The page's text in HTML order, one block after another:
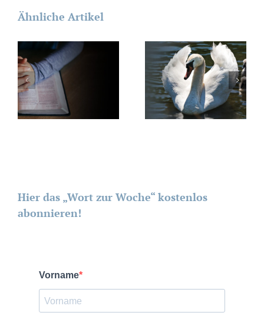
Ähnliche Artikel
Hier das „Wort zur Woche“ kostenlos
abonnieren!